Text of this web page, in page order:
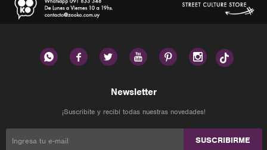
     
Newsletter
¡Suscribite y recibí todas nuestras novedades!
SUSCRIBIRME